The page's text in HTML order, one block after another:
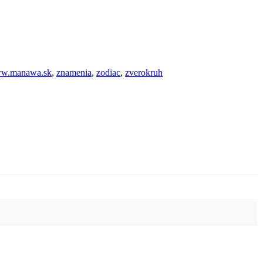
, znamenia, zodiac, zverokruh